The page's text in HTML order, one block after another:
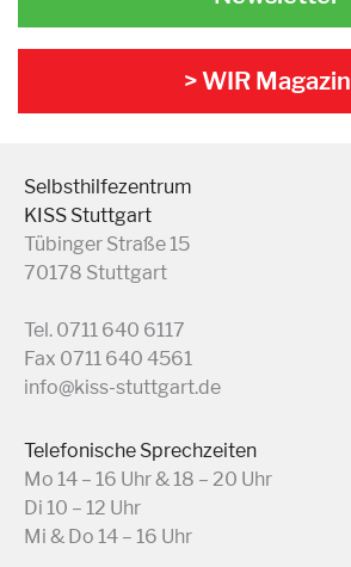
> WIR Magazin
Selbsthilfezentrum
KISS Stuttgart
Tübinger Straße 15
70178 Stuttgart
Tel. 0711 640 6117
Fax 0711 640 4561
info@kiss-stuttgart.de
Telefonische Sprechzeiten
Mo 14 – 16 Uhr & 18 – 20 Uhr
Di 10 – 12 Uhr
Mi & Do 14 – 16 Uhr